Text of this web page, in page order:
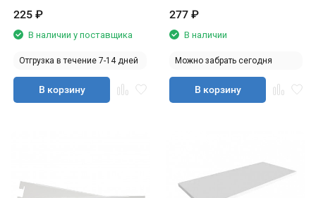
225 ₽
В наличии у поставщика
Отгрузка в течение 7-14 дней
В корзину
277 ₽
В наличии
Можно забрать сегодня
В корзину